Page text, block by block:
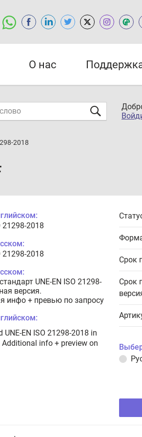
О нас
2018
21298-2018
21298-2018
UNE-EN ISO 21298-
версия.
инфо + превью по запросу
UNE-EN ISO 21298-2018 in
info + preview on
Срок
Срок